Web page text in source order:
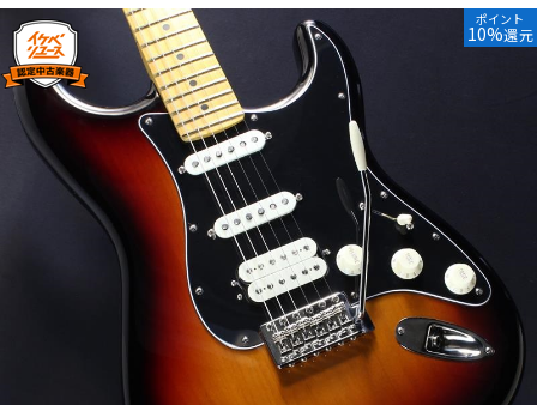
ベース
ドラム パーカッション
キーボード 電子ピアノ
その他楽器
ポイント
10%還元